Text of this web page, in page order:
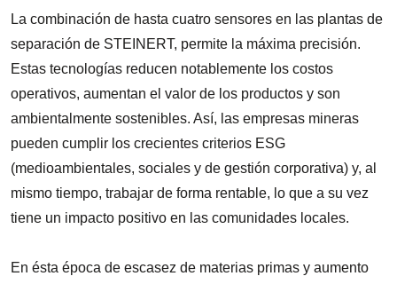
La combinación de hasta cuatro sensores en las plantas de
separación de STEINERT, permite la máxima precisión.
Estas tecnologías reducen notablemente los costos
operativos, aumentan el valor de los productos y son
ambientalmente sostenibles. Así, las empresas mineras
pueden cumplir los crecientes criterios ESG
(medioambientales, sociales y de gestión corporativa) y, al
mismo tiempo, trabajar de forma rentable, lo que a su vez
tiene un impacto positivo en las comunidades locales.
En ésta época de escasez de materias primas y aumento